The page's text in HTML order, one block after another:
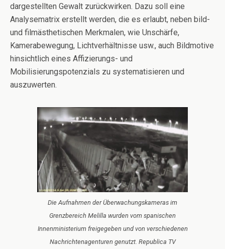
dargestellten Gewalt zurückwirken. Dazu soll eine
Analysematrix erstellt werden, die es erlaubt, neben bild-
und filmästhetischen Merkmalen, wie Unschärfe,
Kamerabewegung, Lichtverhältnisse usw., auch Bildmotive
hinsichtlich eines Affizierungs- und
Mobilisierungspotenzials zu systematisieren und
auszuwerten.
Die Aufnahmen der Überwachungskameras im
Grenzbereich Melilla wurden vom spanischen
Innenministerium freigegeben und von verschiedenen
Nachrichtenagenturen genutzt. Republica TV